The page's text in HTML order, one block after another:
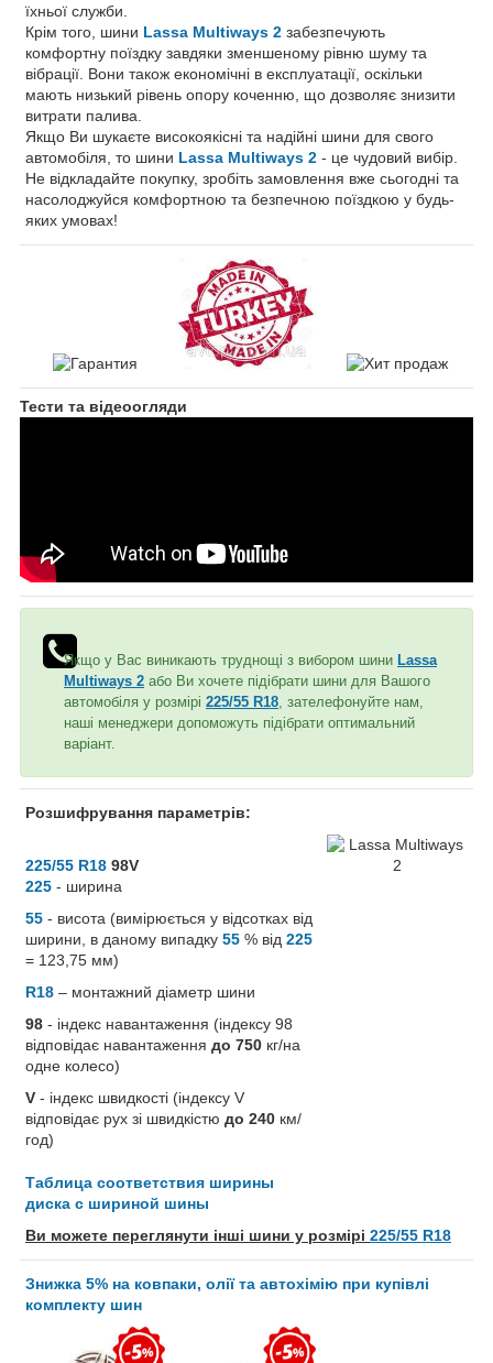
їхньої служби.
Крім того, шини Lassa Multiways 2 забезпечують
комфортну поїздку завдяки зменшеному рівню шуму та
вібрації. Вони також економічні в експлуатації, оскільки
мають низький рівень опору коченню, що дозволяє знизити
витрати палива.
Якщо Ви шукаєте високоякісні та надійні шини для свого
автомобіля, то шини Lassa Multiways 2 - це чудовий вибір.
Не відкладайте покупку, зробіть замовлення вже сьогодні та
насолоджуйся комфортною та безпечною поїздкою у будь-
яких умовах!
Тести та відеоогляди
Якщо у Вас виникають труднощі з вибором шини Lassa
Multiways 2 або Ви хочете підібрати шини для Вашого
автомобіля у розмірі 225/55 R18 , зателефонуйте нам,
наші менеджери допоможуть підібрати оптимальний
варіант.
Розшифрування параметрів:
225/55 R18 98V
225 - ширина
55 - висота (вимірюється у відсотках від
ширини, в даному випадку 55 % від 225
= 123,75 мм)
R18 – монтажний діаметр шини
98 - індекс навантаження (індексу 98
відповідає навантаження до 750 кг/на
одне колесо)
V - індекс швидкості (індексу V
відповідає рух зі швидкістю до 240 км/
год)
Таблица соответствия ширины
диска с шириной шины
Ви можете переглянути інші шини у розмірі 225/55 R18
Знижка 5% на ковпаки, олії та автохімію при купівлі
комплекту шин